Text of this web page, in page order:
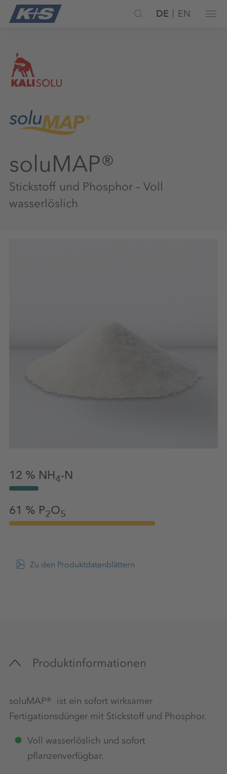
DE EN
soluMAP®
Stickstoff und Phosphor – Voll
wasserlöslich
12 % NH4-N
61 % P2O5
Zu den Produktdatenblättern
Produktinformationen
soluMAP® ist ein sofort wirksamer
Fertigationsdünger mit Stickstoff und Phosphor.
Voll wasserlöslich und sofort
pflanzenverfügbar.